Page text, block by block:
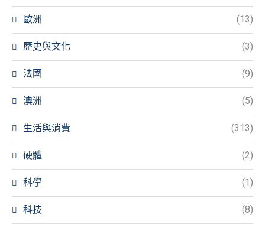
歐洲 (13)
歷史與文化 (3)
法國 (9)
澳洲 (5)
生活與消費 (313)
硬體 (2)
科學 (1)
科技 (8)